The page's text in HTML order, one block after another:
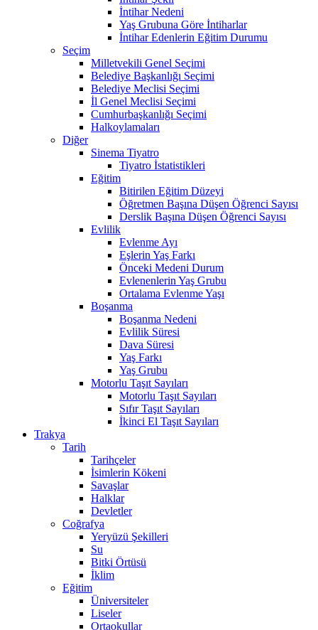
İntihar Nedeni
Yaş Grubuna Göre İntiharlar
İntihar Edenlerin Eğitim Durumu
Seçim
Milletvekili Genel Seçimi
Belediye Başkanlığı Seçimi
Belediye Meclisi Seçimi
İl Genel Meclisi Seçimi
Cumhurbaşkanlığı Seçimi
Halkoylamaları
Diğer
Sinema Tiyatro
Tiyatro İstatistikleri
Eğitim
Bitirilen Eğitim Düzeyi
Öğretmen Başına Düşen Öğrenci Sayısı
Derslik Başına Düşen Öğrenci Sayısı
Evlilik
Evlenme Ayı
Eşlerin Yaş Farkı
Önceki Medeni Durum
Evlenenlerin Yaş Grubu
Ortalama Evlenme Yaşı
Boşanma
Boşanma Nedeni
Evlilik Süresi
Dava Süresi
Yaş Farkı
Yaş Grubu
Motorlu Taşıt Sayıları
Motorlu Taşıt Sayıları
Sıfır Taşıt Sayıları
İkinci El Taşıt Sayıları
Trakya
Tarih
Tarihçeler
İsimlerin Kökeni
Savaşlar
Halklar
Devletler
Coğrafya
Yeryüzü Şekilleri
Su
Bitki Örtüsü
İklim
Eğitim
Üniversiteler
Liseler
Ortaokullar